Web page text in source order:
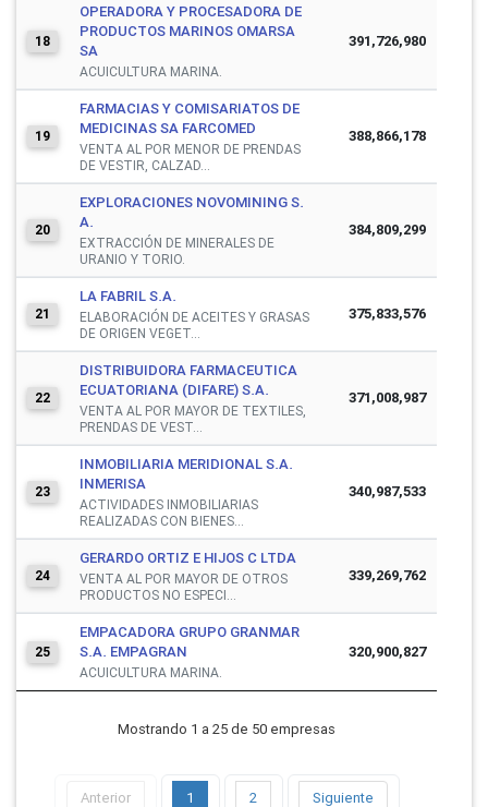
18
OPERADORA Y PROCESADORA DE
PRODUCTOS MARINOS OMARSA
SA
ACUICULTURA MARINA.
391,726,980
19
FARMACIAS Y COMISARIATOS DE
MEDICINAS SA FARCOMED
VENTA AL POR MENOR DE PRENDAS
DE VESTIR, CALZAD...
388,866,178
20
EXPLORACIONES NOVOMINING S.
A.
EXTRACCIÓN DE MINERALES DE
URANIO Y TORIO.
384,809,299
21
LA FABRIL S.A.
ELABORACIÓN DE ACEITES Y GRASAS
DE ORIGEN VEGET...
375,833,576
22
DISTRIBUIDORA FARMACEUTICA
ECUATORIANA (DIFARE) S.A.
VENTA AL POR MAYOR DE TEXTILES,
PRENDAS DE VEST...
371,008,987
23
INMOBILIARIA MERIDIONAL S.A.
INMERISA
ACTIVIDADES INMOBILIARIAS
REALIZADAS CON BIENES...
340,987,533
24
GERARDO ORTIZ E HIJOS C LTDA
VENTA AL POR MAYOR DE OTROS
PRODUCTOS NO ESPECI...
339,269,762
25
EMPACADORA GRUPO GRANMAR
S.A. EMPAGRAN
ACUICULTURA MARINA.
320,900,827
Mostrando 1 a 25 de 50 empresas
Anterior 1 2 Siguiente